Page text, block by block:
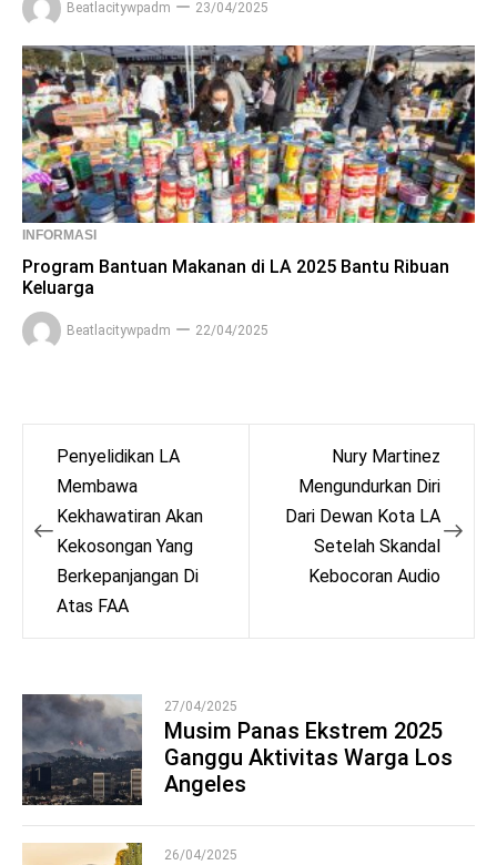
Beatlacitywpadm 23/04/2025
INFORMASI
Program Bantuan Makanan di LA 2025 Bantu Ribuan
Keluarga
Beatlacitywpadm 22/04/2025
Post
navigation
Penyelidikan LA
Membawa
Kekhawatiran Akan
Kekosongan Yang
Berkepanjangan Di
Atas FAA
Nury Martinez
Mengundurkan Diri
Dari Dewan Kota LA
Setelah Skandal
Kebocoran Audio
1
27/04/2025
Musim Panas Ekstrem 2025
Ganggu Aktivitas Warga Los
Angeles
26/04/2025